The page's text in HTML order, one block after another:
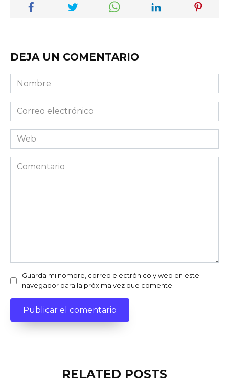
DEJA UN COMENTARIO
Nombre
Correo
electrónico
Web
Comentario
Guarda mi nombre, correo electrónico y web en este
navegador para la próxima vez que comente.
RELATED POSTS